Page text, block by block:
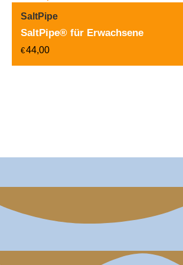
SaltPipe
SaltPipe® für Erwachsene
€44,00